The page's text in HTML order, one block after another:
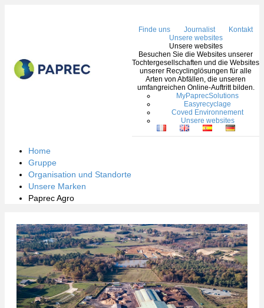
Finde uns Journalist
Kontakt
Unsere websites
Unsere websites
Besuchen Sie die Websites unserer
Tochtergesellschaften und die Websites
unserer Recyclinglösungen für alle
Arten von Abfällen, die unseren
umfangreichen Online-Auftritt bilden.
MyPaprecSolutions
Easyrecyclage
Coved Environnement
Unsere websites
Home
Gruppe
Organisation und Standorte
Unsere Marken
Paprec Agro